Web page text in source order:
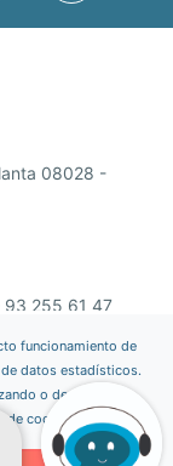
08028 -
93 255 61 47
funcionamiento de
datos estadísticos.
o desactivarlas
de cookies aquí.